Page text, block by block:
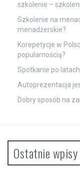
szkolenie –
Szkolenie na
menadżerskie?
Korepetycje w
popularnością?
Spotkanie po latach
Autoprezentacja
Dobry sposób na
Ostatnie wpisy